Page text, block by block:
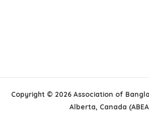
Copyright © 2026 Association of
Alberta, Canada